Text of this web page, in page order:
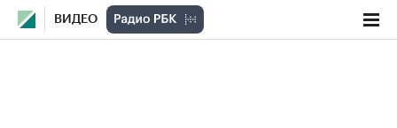
ВИДЕО